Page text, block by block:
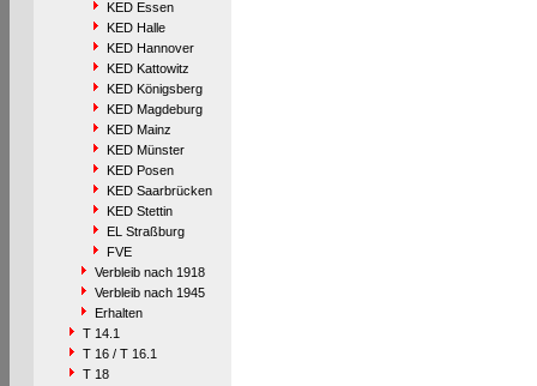
KED Essen
KED Halle
KED Hannover
KED Kattowitz
KED Königsberg
KED Magdeburg
KED Mainz
KED Münster
KED Posen
KED Saarbrücken
KED Stettin
EL Straßburg
FVE
Verbleib nach 1918
Verbleib nach 1945
Erhalten
T 14.1
T 16 / T 16.1
T 18